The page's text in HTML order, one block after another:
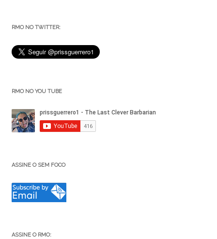
RMO NO TWITTER:
RMO NO YOU TUBE
ASSINE O SEM FOCO
ASSINE O RMO: